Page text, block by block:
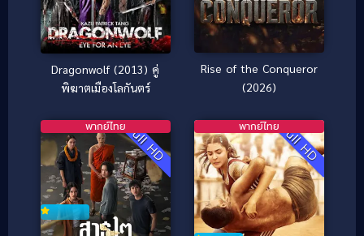
Dragonwolf (2013) คู่
พิฆาตเมืองโลกันตร์
Rise of the Conqueror
(2026)
Full HD
พากย์ไทย Full HD
พากย์ไทย